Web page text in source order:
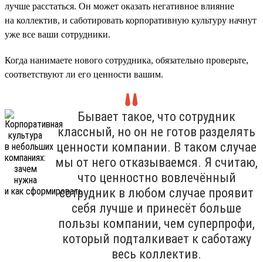
лучше расстаться. Он может оказать негативное влияние
на коллектив, и саботировать корпоративную культуру начнут
уже все ваши сотрудники.
Когда нанимаете нового сотрудника, обязательно проверьте,
соответствуют ли его ценности вашим.
Бывает такое, что сотрудник
классный, но он не готов разделять
ценности компании. В таком случае
мы от него отказываемся. Я считаю,
что ценностно вовлечённый
сотрудник в любом случае проявит
себя лучше и принесёт больше
пользы компании, чем суперпрофи,
который подталкивает к саботажу
весь коллектив.